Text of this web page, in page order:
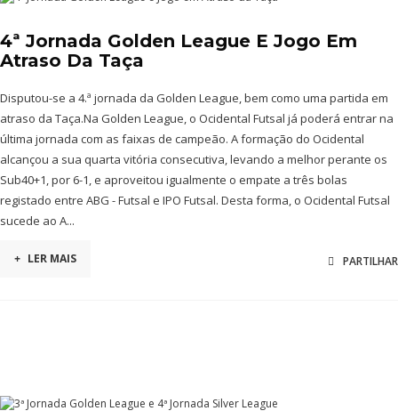
4ª Jornada Golden League E Jogo Em
Atraso Da Taça
Disputou-se a 4.ª jornada da Golden League, bem como uma partida em
atraso da Taça.Na Golden League, o Ocidental Futsal já poderá entrar na
última jornada com as faixas de campeão. A formação do Ocidental
alcançou a sua quarta vitória consecutiva, levando a melhor perante os
Sub40+1, por 6-1, e aproveitou igualmente o empate a três bolas
registado entre ABG - Futsal e IPO Futsal. Desta forma, o Ocidental Futsal
sucede ao A...
+ LER MAIS PARTILHAR